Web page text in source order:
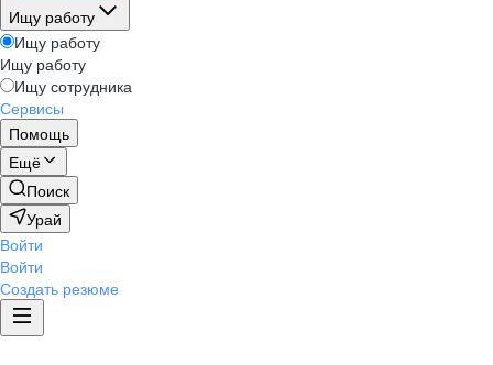
Ищу работу
Ищу работу
Ищу работу
Ищу сотрудника
Сервисы
Помощь
Ещё
Поиск
Урай
Войти
Войти
Создать резюме